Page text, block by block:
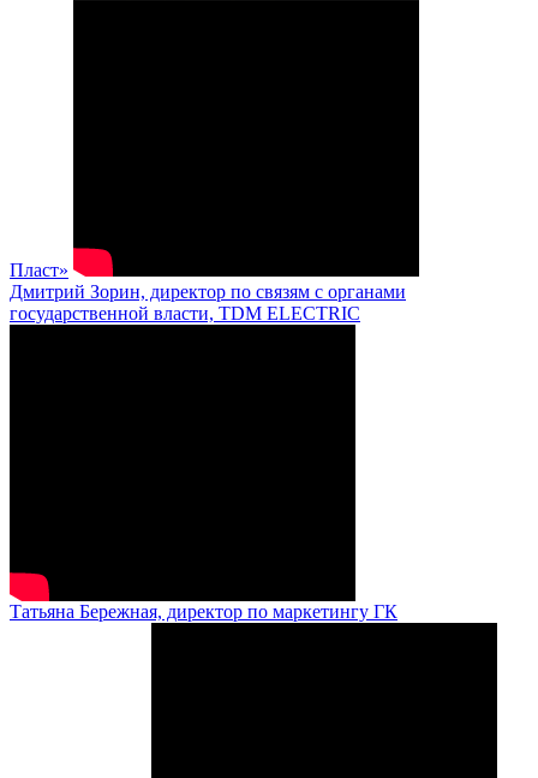
Пласт»
Дмитрий Зорин, директор по связям с органами
государственной власти, TDM ELECTRIC
Татьяна Бережная, директор по маркетингу ГК